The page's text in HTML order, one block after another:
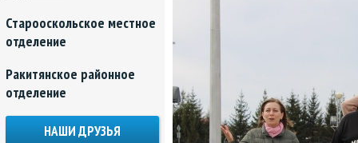
Старооскольское местное
отделение
Ракитянское районное
отделение
НАШИ ДРУЗЬЯ